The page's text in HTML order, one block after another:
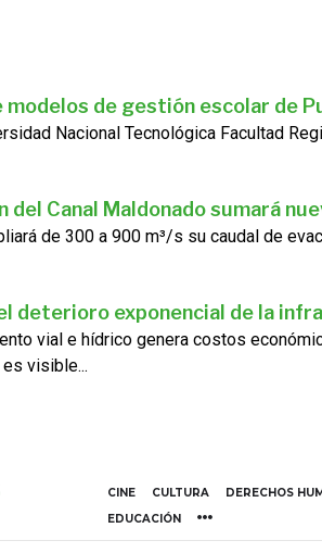
modelos de gestión escolar de
Nacional Tecnológica Facultad
del Canal Maldonado sumará
de 300 a 900 m³/s su caudal de
deterioro exponencial de la
vial e hídrico genera costos
visible...
CINE CULTURA DERECHOS
EDUCACIÓN